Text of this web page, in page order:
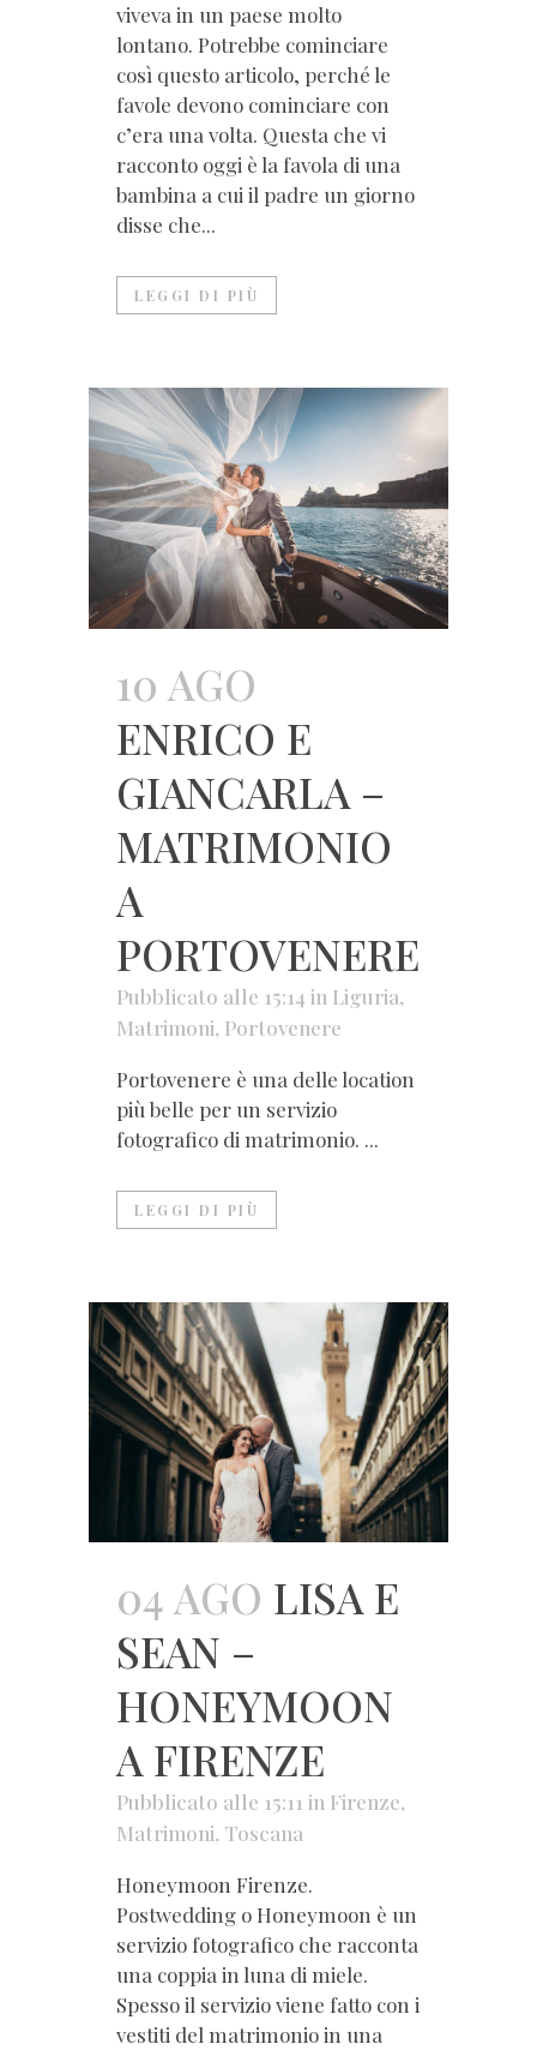
viveva in un paese molto
lontano. Potrebbe cominciare
così questo articolo, perché le
favole devono cominciare con
c’era una volta. Questa che vi
racconto oggi è la favola di una
bambina a cui il padre un giorno
disse che...
LEGGI DI PIÙ
10 AGO
ENRICO E
GIANCARLA –
MATRIMONIO
A
PORTOVENERE
Pubblicato alle 15:14 in Liguria,
Matrimoni, Portovenere
Portovenere è una delle location
più belle per un servizio
fotografico di matrimonio. ...
LEGGI DI PIÙ
04 AGO LISA E
SEAN –
HONEYMOON
A FIRENZE
Pubblicato alle 15:11 in Firenze,
Matrimoni, Toscana
Honeymoon Firenze.
Postwedding o Honeymoon è un
servizio fotografico che racconta
una coppia in luna di miele.
Spesso il servizio viene fatto con i
vestiti del matrimonio in una